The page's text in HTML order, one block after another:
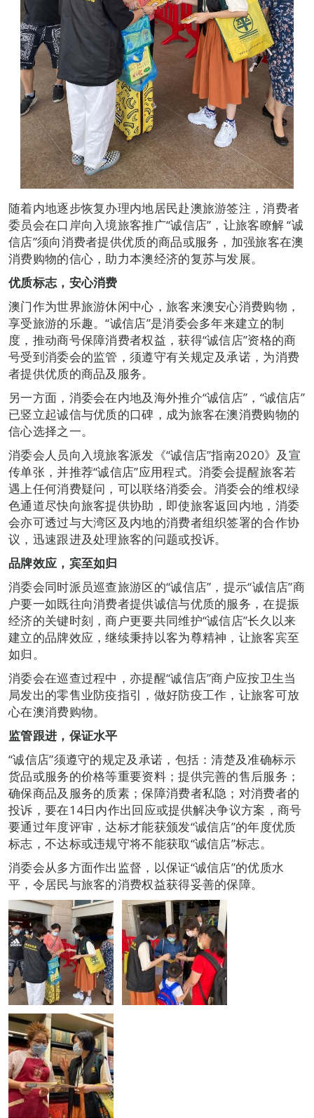
随着内地逐步恢复办理内地居民赴澳旅游签注，消费者
委员会在口岸向入境旅客推广“诚信店”，让旅客瞭解 “诚
信店”须向消费者提供优质的商品或服务，加强旅客在澳
消费购物的信心，助力本澳经济的复苏与发展。
优质标志，安心消费
澳门作为世界旅游休闲中心，旅客来澳安心消费购物，
享受旅游的乐趣。“诚信店”是消委会多年来建立的制
度，推动商号保障消费者权益，获得“诚信店”资格的商
号受到消委会的监管，须遵守有关规定及承诺，为消费
者提供优质的商品及服务。
另一方面，消委会在内地及海外推介“诚信店”，“诚信店”
已竖立起诚信与优质的口碑，成为旅客在澳消费购物的
信心选择之一。
消委会人员向入境旅客派发《“诚信店”指南2020》及宣
传单张，并推荐“诚信店”应用程式。消委会提醒旅客若
遇上任何消费疑问，可以联络消委会。消委会的维权绿
色通道尽快向旅客提供协助，即使旅客返回内地，消委
会亦可透过与大湾区及内地的消费者组织签署的合作协
议，迅速跟进及处理旅客的问题或投诉。
品牌效应 ， 宾至如归
消委会同时派员巡查旅游区的“诚信店”，提示“诚信店”商
户要一如既往向消费者提供诚信与优质的服务，在提振
经济的关键时刻，商户更要共同维护“诚信店”长久以来
建立的品牌效应，继续秉持以客为尊精神，让旅客宾至
如归。
消委会在巡查过程中，亦提醒“诚信店”商户应按卫生当
局发出的零售业防疫指引，做好防疫工作，让旅客可放
心在澳消费购物。
监管跟进，保证水平
“诚信店”须遵守的规定及承诺，包括：清楚及准确标示
货品或服务的价格等重要资料；提供完善的售后服务；
确保商品及服务的质素；保障消费者私隐；对消费者的
投诉，要在14日内作出回应或提供解决争议方案，商号
要通过年度评审，达标才能获颁发“诚信店”的年度优质
标志，不达标或违规守将不能获取“诚信店”标志。
消委会从多方面作出监督，以保证“诚信店”的优质水
平，令居民与旅客的消费权益获得妥善的保障。